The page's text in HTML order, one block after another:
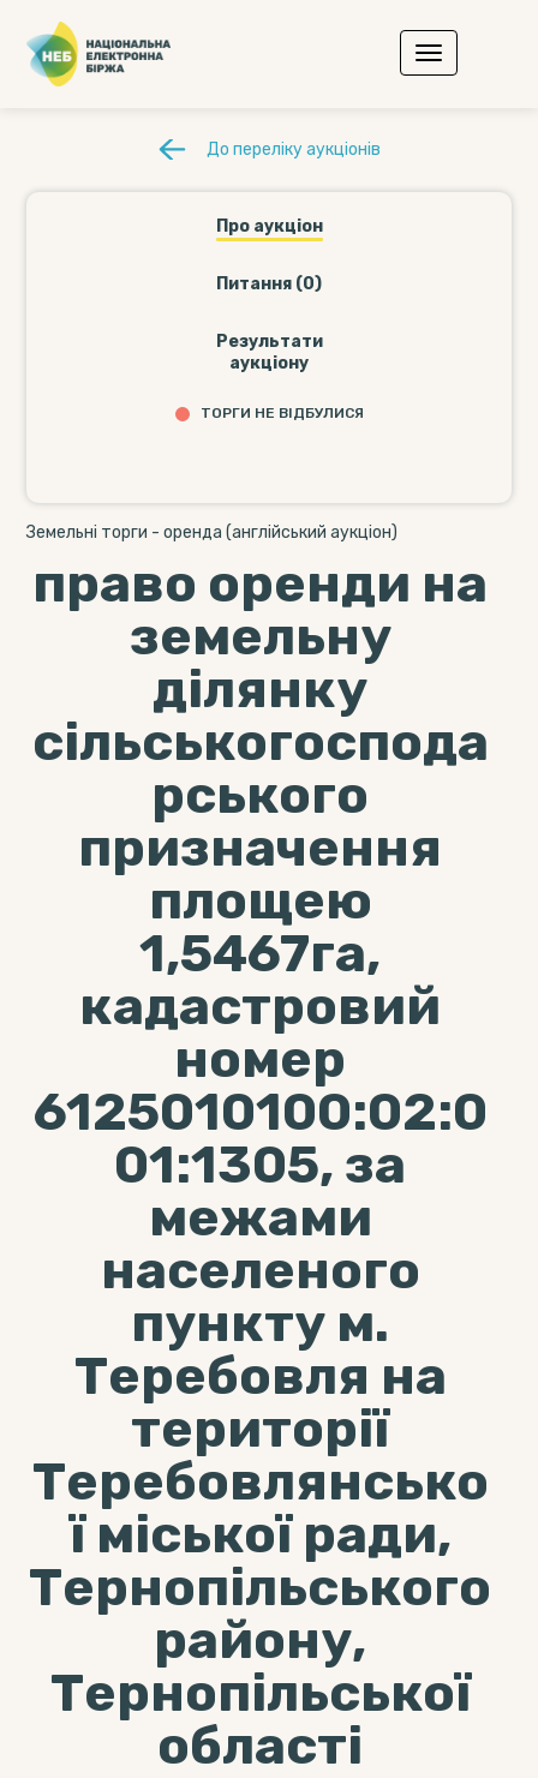
До переліку аукціонів
Про аукціон
Питання (0)
Результати
аукціону
ТОРГИ НЕ ВІДБУЛИСЯ
Земельні торги - оренда (англійський аукціон)
право оренди на
земельну
ділянку
сільськогоспода
рського
призначення
площею
1,5467га,
кадастровий
номер
6125010100:02:0
01:1305, за
межами
населеного
пункту м.
Теребовля на
території
Теребовлянсько
ї міської ради,
Тернопільського
району,
Тернопільської
області